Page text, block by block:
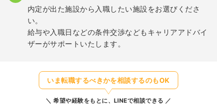
内定が出た施設から入職したい施設をお選びくださ
い。
給与や入職日などの条件交渉などもキャリアアドバイ
ザーがサポートいたします。
いま転職するべきかを相談するのもOK
希望や経験をもとに、LINEで相談できる